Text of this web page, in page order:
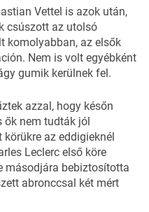
Vettel is azok után,
csúszott az utolsó
komolyabban, az elsők
Nem is volt egyébként
gumik kerülnek fel.
azzal, hogy későn
ők nem tudták jól
az eddigieknél
Leclerc első köre
másodjára bebiztosította
abronccsal két mért